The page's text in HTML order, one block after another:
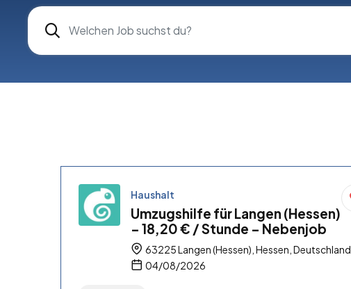
Haushalt
Umzugshilfe für Langen (Hessen)
– 18,20 € / Stunde – Nebenjob
63225 Langen (Hessen), Hessen, Deutschland
04/08/2026